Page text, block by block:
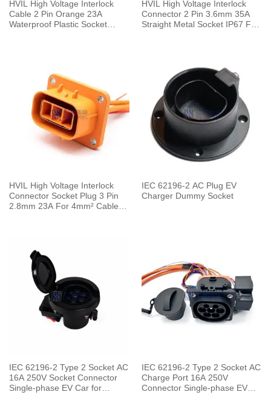
HVIL High Voltage Interlock
Cable 2 Pin Orange 23A
Waterproof Plastic Socket
HVIL High Voltage Interlock
Connector 2 Pin 3.6mm 35A
Straight Metal Socket IP67 For
HVIL High Voltage Interlock
Connector Socket Plug 3 Pin
2.8mm 23A For 4mm² Cable
IEC 62196-2 AC Plug EV
Charger Dummy Socket
IEC 62196-2 Type 2 Socket AC
16A 250V Socket Connector
Single-phase EV Car for
IEC 62196-2 Type 2 Socket AC
Charge Port 16A 250V
Connector Single-phase EV